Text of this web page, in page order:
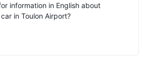
information in English about
in Toulon Airport?